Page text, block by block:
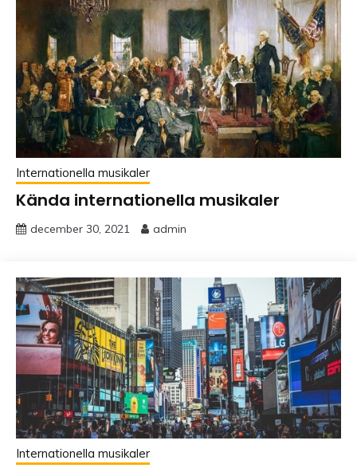
Internationella musikaler
Kända internationella musikaler
december 30, 2021 admin
Internationella musikaler